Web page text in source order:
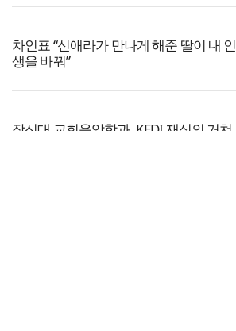
차인표 “신애라가 만나게 해준 딸이 내 인
생을 바꿔”
장신대 교회음악학과, KEDI 재심의 거쳐